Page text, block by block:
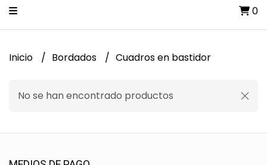
0
Inicio Bordados Cuadros en bastidor
No se han encontrado productos